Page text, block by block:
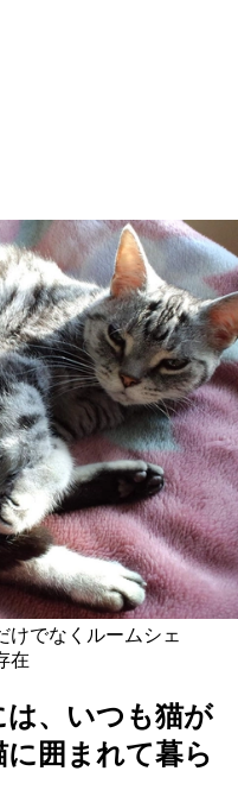
けでなくルームシェ
在
は、いつも猫が
囲まれて暮ら